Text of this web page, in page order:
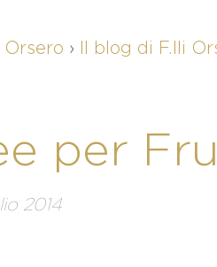
Orsero › Il blog di F.lli
per
2014